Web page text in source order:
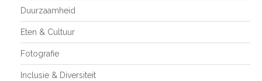
Duurzaamheid
Eten & Cultuur
Fotografie
Inclusie & Diversiteit